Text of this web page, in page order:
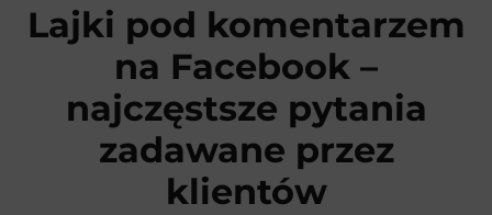
Lajki pod komentarzem
na Facebook –
najczęstsze pytania
zadawane przez
klientów